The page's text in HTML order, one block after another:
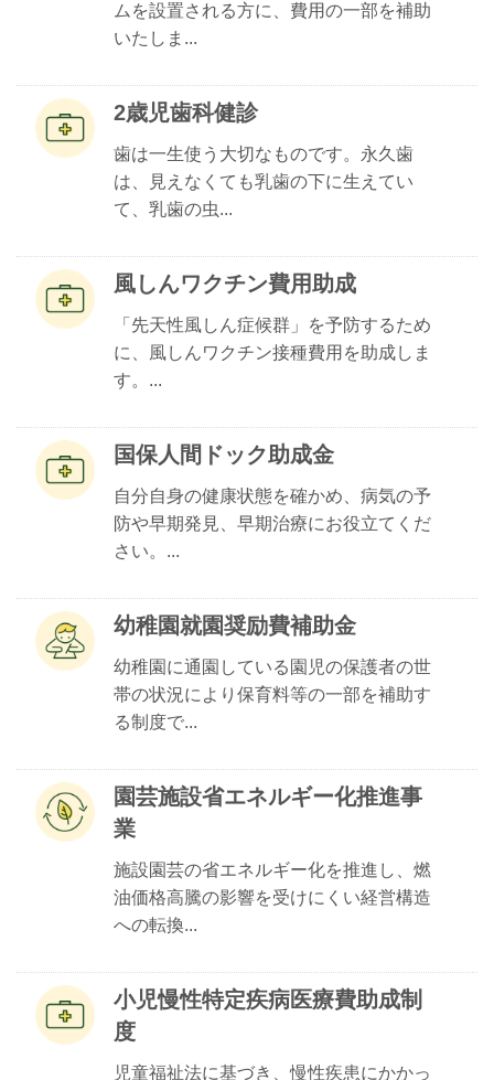
ムを設置される方に、費用の一部を補助
いたしま...
2歳児歯科健診
歯は一生使う大切なものです。永久歯
は、見えなくても乳歯の下に生えてい
て、乳歯の虫...
風しんワクチン費用助成
「先天性風しん症候群」を予防するため
に、風しんワクチン接種費用を助成しま
す。...
国保人間ドック助成金
自分自身の健康状態を確かめ、病気の予
防や早期発見、早期治療にお役立てくだ
さい。...
幼稚園就園奨励費補助金
幼稚園に通園している園児の保護者の世
帯の状況により保育料等の一部を補助す
る制度で...
園芸施設省エネルギー化推進事
業
施設園芸の省エネルギー化を推進し、燃
油価格高騰の影響を受けにくい経営構造
への転換...
小児慢性特定疾病医療費助成制
度
児童福祉法に基づき、慢性疾患にかかっ